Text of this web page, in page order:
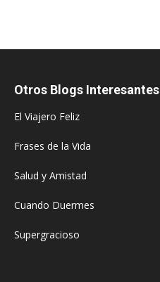
Otros Blogs Interesantes
El Viajero Feliz
Frases de la Vida
Salud y Amistad
Cuando Duermes
Supergracioso